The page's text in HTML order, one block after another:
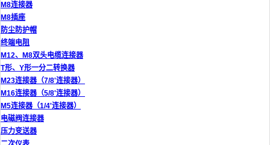
M8连接器
M8插座
防尘防护帽
终端电阻
M12、M8双头电缆连接器
T形、Y形一分二转换器
M23连接器（7/8'连接器）
M16连接器（5/8'连接器）
M5连接器（1/4'连接器）
电磁阀连接器
压力变送器